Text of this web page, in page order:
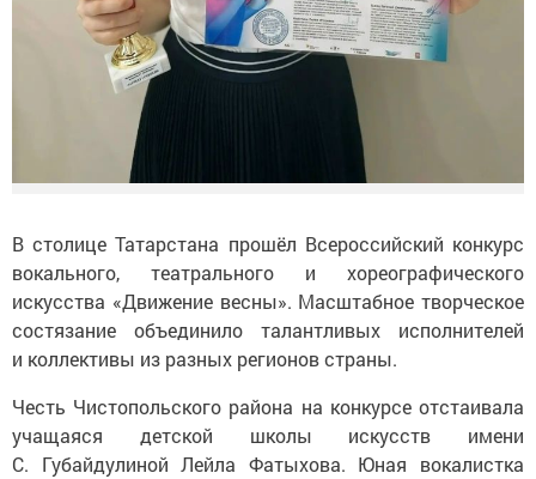
В столице Татарстана прошёл Всероссийский конкурс
вокального, театрального и хореографического
искусства «Движение весны». Масштабное творческое
состязание объединило талантливых исполнителей
и коллективы из разных регионов страны.
Честь Чистопольского района на конкурсе отстаивала
учащаяся детской школы искусств имени
С. Губайдулиной Лейла Фатыхова. Юная вокалистка